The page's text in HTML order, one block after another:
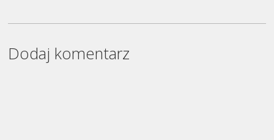
Dodaj komentarz